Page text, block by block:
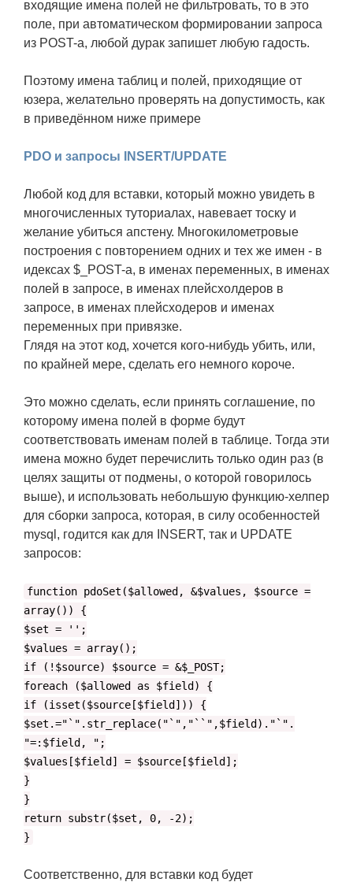
входящие имена полей не фильтровать, то в это
поле, при автоматическом формировании запроса
из POST-а, любой дурак запишет любую гадость.
Поэтому имена таблиц и полей, приходящие от
юзера, желательно проверять на допустимость, как
в приведённом ниже примере
PDO и запросы INSERT/UPDATE
Любой код для вставки, который можно увидеть в
многочисленных туториалах, навевает тоску и
желание убиться апстену. Многокилометровые
построения с повторением одних и тех же имен - в
идексах $_POST-а, в именах переменных, в именах
полей в запросе, в именах плейсхолдеров в
запросе, в именах плейсходеров и именах
переменных при привязке.
Глядя на этот код, хочется кого-нибудь убить, или,
по крайней мере, сделать его немного короче.
Это можно сделать, если принять соглашение, по
которому имена полей в форме будут
соответствовать именам полей в таблице. Тогда эти
имена можно будет перечислить только один раз (в
целях защиты от подмены, о которой говорилось
выше), и использовать небольшую функцию-хелпер
для сборки запроса, которая, в силу особенностей
mysql, годится как для INSERT, так и UPDATE
запросов:
function pdoSet($allowed, &$values, $source =
array()) {
$set = '';
$values = array();
if (!$source) $source = &$_POST;
foreach ($allowed as $field) {
if (isset($source[$field])) {
$set.="`".str_replace("`","``",$field)."`".
"=:$field, ";
$values[$field] = $source[$field];
}
}
return substr($set, 0, -2);
}
Соответственно, для вставки код будет